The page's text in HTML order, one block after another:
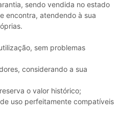
sendo vendida no estado
encontra, atendendo à sua
sem problemas
considerando a sua
o valor histórico;
uso perfeitamente compatíveis